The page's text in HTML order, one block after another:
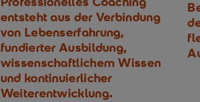
entsteht aus der Verbindung
von Lebenserfahrung,
fundierter Ausbildung,
wissenschaftlichem Wissen
und kontinuierlicher
Weiterentwicklung.